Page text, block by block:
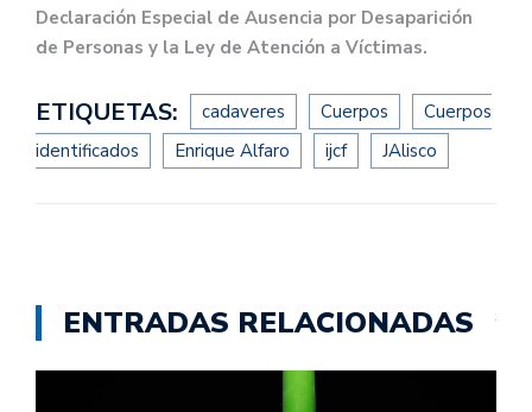
Declaración Especial de Ausencia por Desaparición
de Personas y la Ley de Atención a Víctimas.
ETIQUETAS: cadaveres Cuerpos
Cuerpos
identificados
Enrique Alfaro ijcf JAlisco
ENTRADAS RELACIONADAS